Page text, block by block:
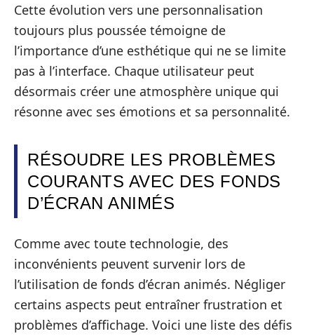
Cette évolution vers une personnalisation
toujours plus poussée témoigne de
l’importance d’une esthétique qui ne se limite
pas à l’interface. Chaque utilisateur peut
désormais créer une atmosphère unique qui
résonne avec ses émotions et sa personnalité.
RÉSOUDRE LES PROBLÈMES
COURANTS AVEC DES FONDS
D’ÉCRAN ANIMÉS
Comme avec toute technologie, des
inconvénients peuvent survenir lors de
l’utilisation de fonds d’écran animés. Négliger
certains aspects peut entraîner frustration et
problèmes d’affichage. Voici une liste des défis